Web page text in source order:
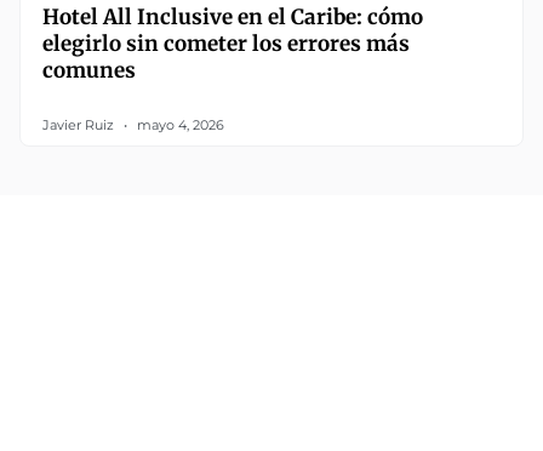
Hotel All Inclusive en el Caribe: cómo
elegirlo sin cometer los errores más
comunes
Javier Ruiz mayo 4, 2026